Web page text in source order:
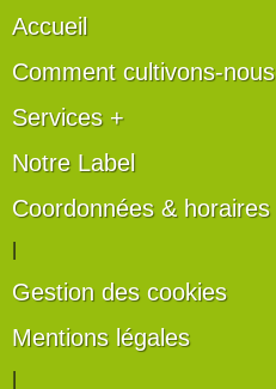
Accueil
Comment cultivons-nous
Services +
Notre Label
Coordonnées & horaires
Gestion des cookies
Mentions légales